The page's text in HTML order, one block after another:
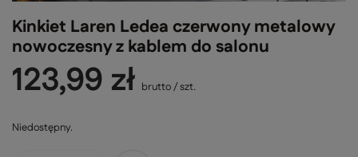
Kinkiet Laren Ledea czerwony metalowy
nowoczesny z kablem do salonu
Niedostępny
123,99 zł brutto/szt.